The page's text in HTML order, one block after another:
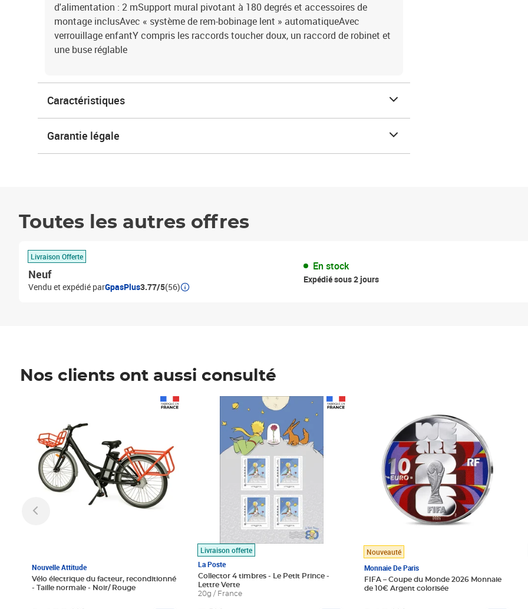
d'alimentation : 2 mSupport mural pivotant à 180 degrés et accessoires de
montage inclusAvec « système de rem-bobinage lent » automatiqueAvec
verrouillage enfantY compris les raccords toucher doux, un raccord de robinet et
une buse réglable
Caractéristiques
Garantie légale
Toutes les autres offres
Livraison Offerte
Neuf
Vendu et expédié parGpasPlus3.77/5(56)
En stock
Expédié sous 2 jours
Nos clients ont aussi consulté
Nouvelle Attitude
Vélo électrique du facteur, reconditionné
- Taille normale - Noir/ Rouge
Livraison offerte
La Poste
Collector 4 timbres - Le Petit Prince -
Lettre Verte
20g / France
Prix 7,50€
Nouveauté
Monnaie De Paris
FIFA – Coupe du Monde 2026 Monnaie
de 10€ Argent colorisée